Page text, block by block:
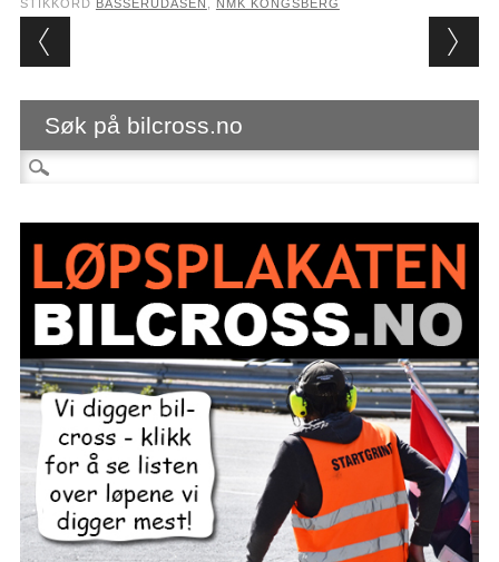
STIKKORD BASSERUDÅSEN NMK KONGSBERG
Post navigation
Søk på bilcross.no
Søk etter: